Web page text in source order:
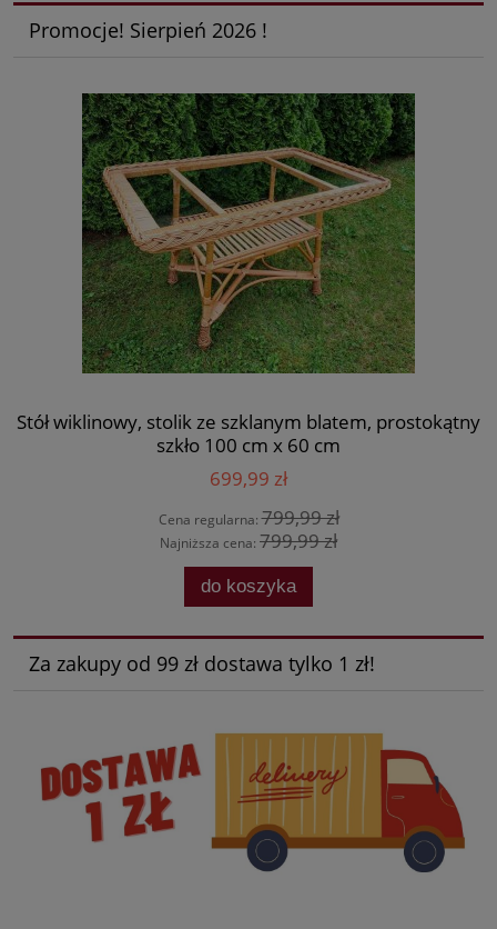
Promocje! Sierpień 2026 !
Stół wiklinowy, stolik ze szklanym blatem, prostokątny
szkło 100 cm x 60 cm
699,99 zł
Cena regularna:799,99 zł
Najniższa cena: 799,99 zł
do koszyka
Za zakupy od 99 zł dostawa tylko 1 zł!